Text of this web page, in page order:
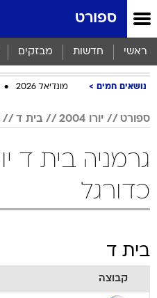
ספורט
ראשי חדשות מבזקים
נושאים חמים מונדיאל 2026
ספורט יורו 2004 בית ד
כדורגל
בית ד
קבוצה